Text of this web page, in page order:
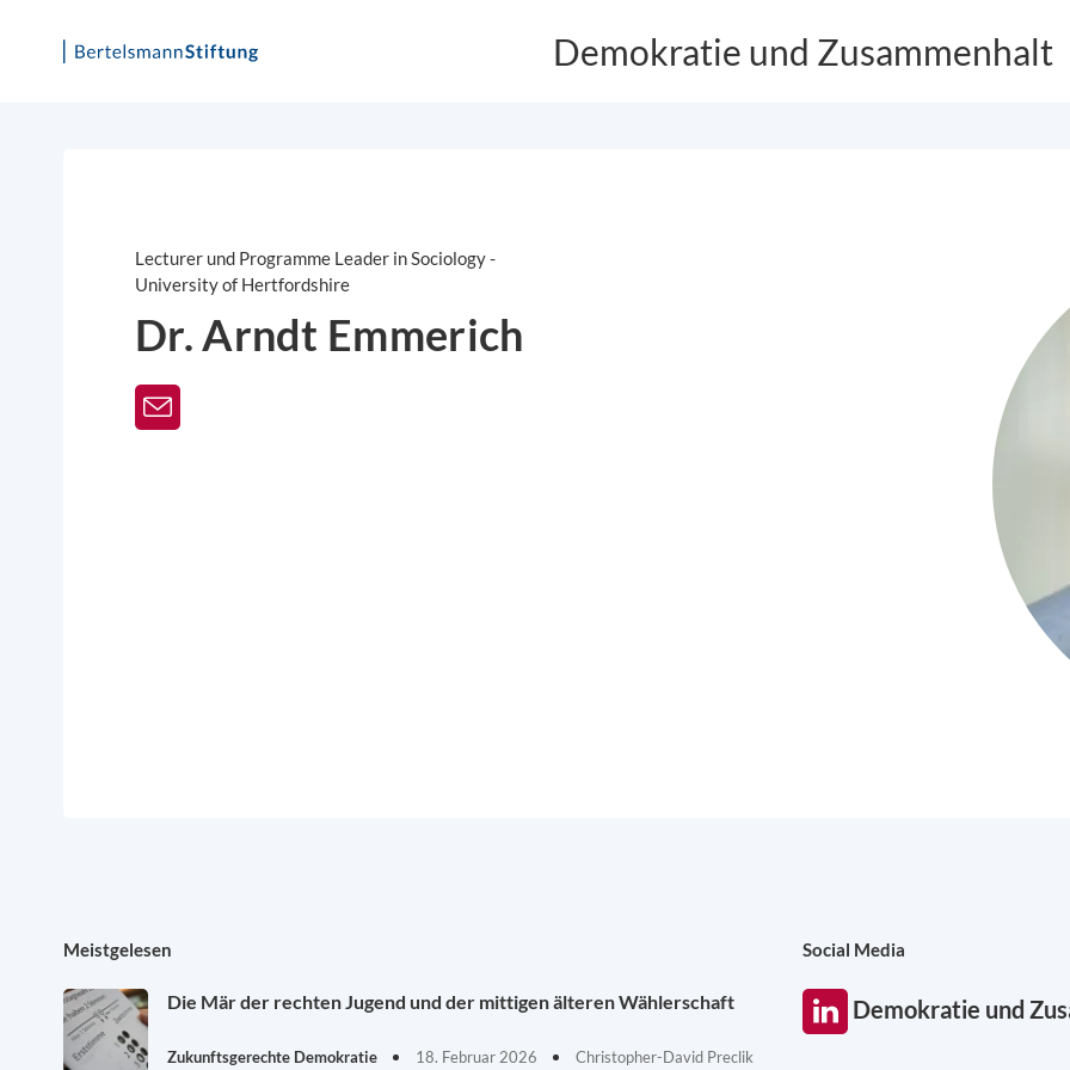
Demokratie und Zusammenhalt
Lecturer und Programme Leader in Sociology -
University of Hertfordshire
Dr. Arndt Emmerich
Meistgelesen
Die Mär der rechten Jugend und der mittigen älteren Wählerschaft
Zukunftsgerechte Demokratie 18. Februar 2026 Christopher-David Preclik
Social Media
Demokratie und